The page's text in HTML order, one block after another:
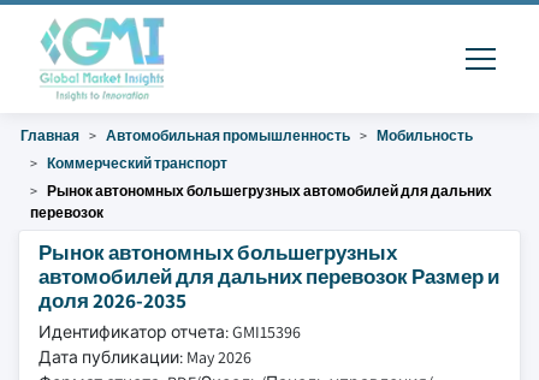
Главная Автомобильная промышленность
Мобильность
Коммерческий транспорт
Рынок автономных большегрузных автомобилей для дальних
перевозок
Рынок автономных большегрузных
автомобилей для дальних перевозок Размер и
доля 2026-2035
Идентификатор отчета: GMI15396
Дата публикации: May 2026